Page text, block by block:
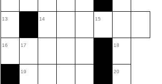
13 14 15
16 17 18
19 20